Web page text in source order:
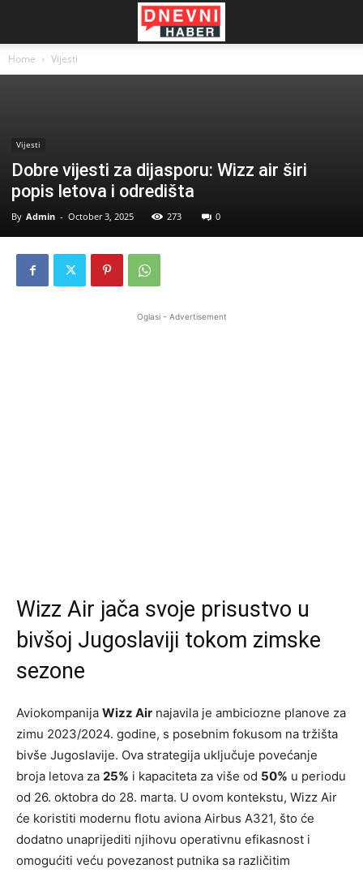
Home Vijesti
Vijesti
Dobre vijesti za dijasporu: Wizz air širi
popis letova i odredišta
By Admin - October 3, 2025 273 0
Oglasi - Advertisement
Wizz Air jača svoje prisustvo u
bivšoj Jugoslaviji tokom zimske
sezone
Aviokompanija Wizz Air najavila je ambiciozne planove za
zimu 2023/2024. godine, s posebnim fokusom na tržišta
bivše Jugoslavije. Ova strategija uključuje povećanje
broja letova za 25% i kapaciteta za više od 50% u periodu
od 26. oktobra do 28. marta. U ovom kontekstu, Wizz Air
će koristiti modernu flotu aviona Airbus A321, što će
dodatno unaprijediti njihovu operativnu efikasnost i
omogućiti veću povezanost putnika sa različitim